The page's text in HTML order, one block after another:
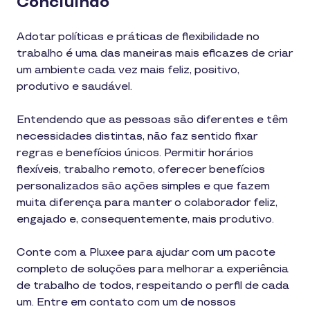
Adotar políticas e práticas de flexibilidade no
trabalho é uma das maneiras mais eficazes de criar
um ambiente cada vez mais feliz, positivo,
produtivo e saudável.
Entendendo que as pessoas são diferentes e têm
necessidades distintas, não faz sentido fixar
regras e benefícios únicos. Permitir horários
flexíveis, trabalho remoto, oferecer benefícios
personalizados são ações simples e que fazem
muita diferença para manter o colaborador feliz,
engajado e, consequentemente, mais produtivo.
Conte com a Pluxee para ajudar com um pacote
completo de soluções para melhorar a experiência
de trabalho de todos, respeitando o perfil de cada
um. Entre em contato com um de nossos